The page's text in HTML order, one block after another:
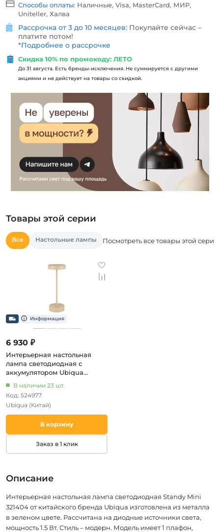
Способы оплаты: Наличные, Visa, MasterCard, МИР,
Uniteller, Халва
Рассрочка от 3 до 10 месяцев: Покупайте сейчас –
платите потом!
*Подробнее о рассрочке
Скидка 10% по промокоду: ЛЕТО
До 31 августа. Есть бренды-исключения. Не суммируется с другими
акциями и не действует на товары со скидкой.
Товары этой серии
Все Настольные лампы Посмотреть все товары этой серии
6 930 ₽
Интерьерная настольная
лампа светодиодная с
аккумулятором Ubiqua
(регулировка яркости,
сенсорный выключатель,
IP54)
В наличии 23 шт.
Код: 524977
Ubiqua (Китай)
В корзину
Заказ в 1 клик
Описание
Интерьерная настольная лампа светодиодная Standy Mini
321404 от китайского бренда Ubiqua изготовлена из металла
в зеленом цвете. Рассчитана на диодные источники света,
мощность 1.5 Вт. Стиль – модерн. Модель имеет 1 плафон,